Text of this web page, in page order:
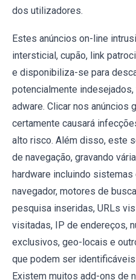
dos utilizadores.
Estes anúncios on-line
intersticial, cupão, link
e disponibiliza-se para
potencialmente
adware. Clicar nos anúncios
certamente causará
alto risco. Além disso, este
de navegação, gravando
hardware incluindo
navegador, motores de
pesquisa inseridas, URLs
visitadas, IP de endereços,
exclusivos, geo-locais e
que podem ser
Existem muitos add-ons de